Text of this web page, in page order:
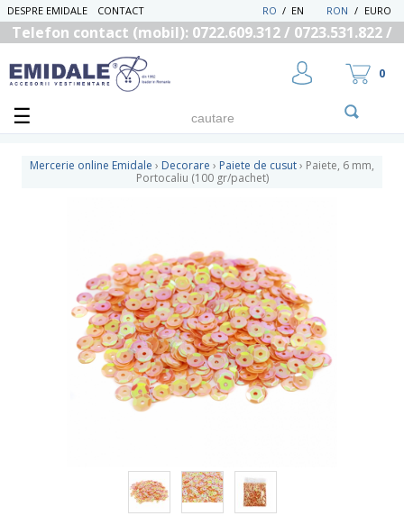
DESPRE EMIDALE CONTACT RON / EURO
EN
/
RO
Telefon contact (mobil): 0722.609.312 / 0723.531.822 /
0
Mercerie online Emidale › Decorare › Paiete de cusut› Paiete, 6 mm,
Portocaliu (100 gr/pachet)